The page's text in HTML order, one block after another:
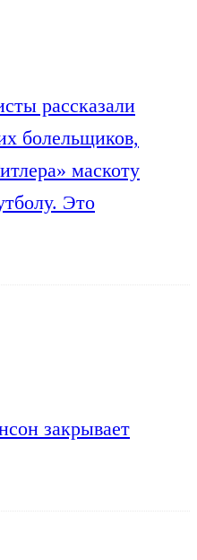
рассказали
болельщиков,
маскоту
Это
закрывает